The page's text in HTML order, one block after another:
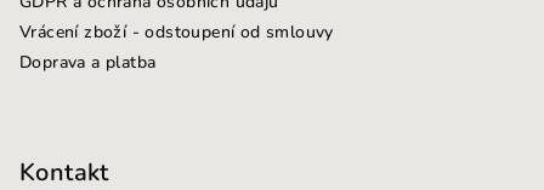
k
Vrácení zboží - odstoupení od smlouvy
Doprava a platba
Kontakt